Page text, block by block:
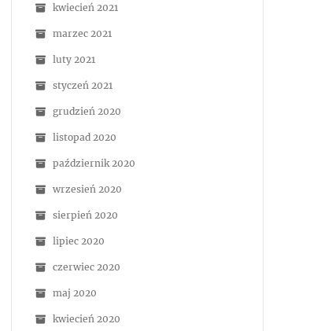
kwiecień 2021
marzec 2021
luty 2021
styczeń 2021
grudzień 2020
listopad 2020
październik 2020
wrzesień 2020
sierpień 2020
lipiec 2020
czerwiec 2020
maj 2020
kwiecień 2020